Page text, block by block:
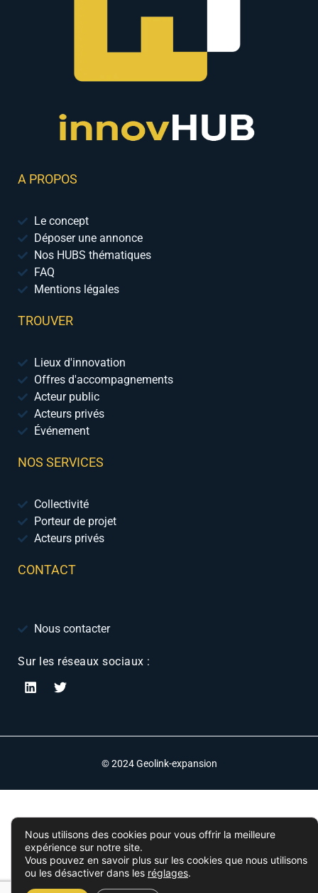
A PROPOS
Le concept
Déposer une annonce
Nos HUBS thématiques
FAQ
Mentions légales
TROUVER
Lieux d'innovation
Offres d'accompagnements
Acteur public
Acteurs privés
Événement
NOS SERVICES
Collectivité
Porteur de projet
Acteurs privés
CONTACT
Nous contacter
Sur les réseaux sociaux :
© 2024 Geolink-expansion
Nous utilisons des cookies pour vous offrir la meilleure
expérience sur notre site.
Vous pouvez en savoir plus sur les cookies que nous utilisons
ou les désactiver dans les réglages.